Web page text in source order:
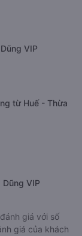
VIP
từ Huế - Thừa
VIP
giá với số
giá của khách